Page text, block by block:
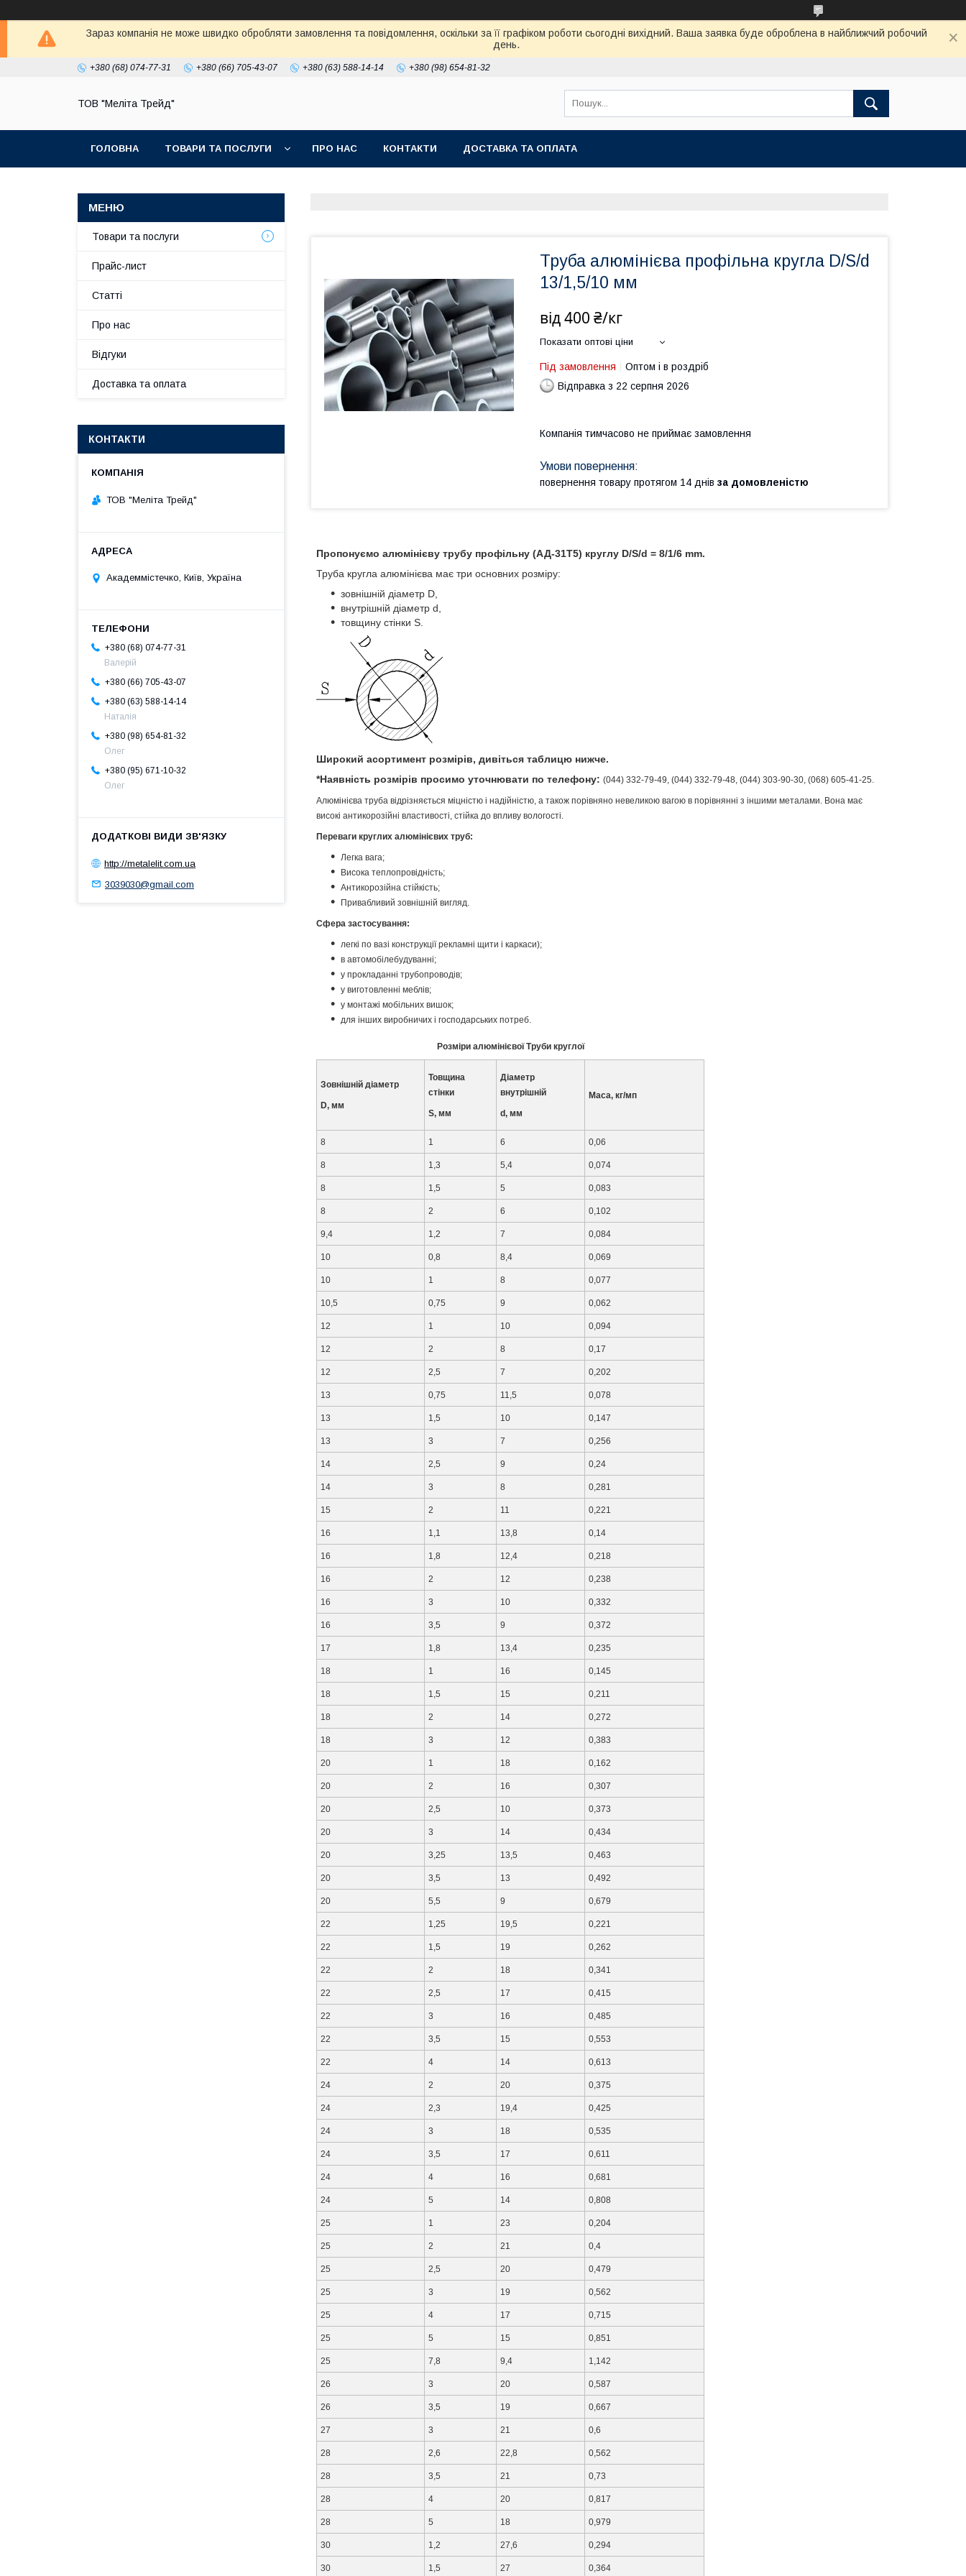
Зараз компанія не може швидко обробляти замовлення та повідомлення, оскільки за її графіком роботи сьогодні вихідний. Ваша заявка буде оброблена в найближчий робочий
день.
+380 (68) 074-77-31 +380 (66) 705-43-07 +380 (63) 588-14-14 +380 (98) 654-81-32
ТОВ "Меліта Трейд"
ГОЛОВНА ТОВАРИ ТА ПОСЛУГИ ПРО НАС КОНТАКТИ ДОСТАВКА ТА ОПЛАТА
Труба алюмінієва профільна кругла D/S/d
13/1,5/10 мм
від400 ₴/кг
Показати оптові ціни
Під замовлення
Оптом і в роздріб
Відправка з 22 серпня 2026
Компанія тимчасово не приймає замовлення
повернення товару протягом 14 днів за домовленістю
Пропонуємо алюмінієву трубу профільну (АД-31Т5) круглу D/S/d = 8/1/6 mm.
Труба кругла алюмінієва має три основних розміру:
зовнішній діаметр D,
внутрішній діаметр d,
товщину стінки S.
Широкий асортимент розмірів, дивіться таблицю нижче.
*Наявність розмірів просимо уточнювати по телефону: (044) 332-79-49, (044) 332-79-48, (044) 303-90-30, (068) 605-41-25.
Алюмінієва труба відрізняється міцністю і надійністю, а також порівняно невеликою вагою в порівнянні з іншими металами. Вона має
високі антикорозійні властивості, стійка до впливу вологості.
Переваги круглих алюмінієвих труб:
Легка вага;
Висока теплопровідність;
Антикорозійна стійкість;
Привабливий зовнішній вигляд.
Сфера застосування:
легкі по вазі конструкції рекламні щити і каркаси);
в автомобілебудуванні;
у прокладанні трубопроводів;
у виготовленні меблів;
у монтажі мобільних вишок;
для інших виробничих і господарських потреб.
Розміри алюмінієвої Труби круглої
Зовнішній діаметр
D, мм
Товщина
стінки
S, мм
Діаметр
внутрішній
d, мм
Маса, кг/мп
8 1 6 0,06
8 1,3 5,4 0,074
8 1,5 5 0,083
8 2 6 0,102
9,4 1,2 7 0,084
10 0,8 8,4 0,069
10 1 8 0,077
10,5 0,75 9 0,062
12 1 10 0,094
12 2 8 0,17
12 2,5 7 0,202
13 0,75 11,5 0,078
13 1,5 10 0,147
13 3 7 0,256
14 2,5 9 0,24
14 3 8 0,281
15 2 11 0,221
16 1,1 13,8 0,14
16 1,8 12,4 0,218
16 2 12 0,238
16 3 10 0,332
16 3,5 9 0,372
17 1,8 13,4 0,235
18 1 16 0,145
18 1,5 15 0,211
18 2 14 0,272
18 3 12 0,383
20 1 18 0,162
20 2 16 0,307
20 2,5 10 0,373
20 3 14 0,434
20 3,25 13,5 0,463
20 3,5 13 0,492
20 5,5 9 0,679
22 1,25 19,5 0,221
22 1,5 19 0,262
22 2 18 0,341
22 2,5 17 0,415
22 3 16 0,485
22 3,5 15 0,553
22 4 14 0,613
24 2 20 0,375
24 2,3 19,4 0,425
24 3 18 0,535
24 3,5 17 0,611
24 4 16 0,681
24 5 14 0,808
25 1 23 0,204
25 2 21 0,4
25 2,5 20 0,479
25 3 19 0,562
25 4 17 0,715
25 5 15 0,851
25 7,8 9,4 1,142
26 3 20 0,587
26 3,5 19 0,667
27 3 21 0,6
28 2,6 22,8 0,562
28 3,5 21 0,73
28 4 20 0,817
28 5 18 0,979
30 1,2 27,6 0,294
30 1,5 27 0,364
Товари та послуги
Прайс-лист
Статті
Про нас
Відгуки
Доставка та оплата
КОНТАКТИ
ТОВ "Меліта Трейд"
Академмістечко, Київ, Україна
+380 (68) 074-77-31
Валерій
+380 (66) 705-43-07
+380 (63) 588-14-14
Наталія
+380 (98) 654-81-32
Олег
+380 (95) 671-10-32
Олег
http://metalelit.com.ua
3039030@gmail.com